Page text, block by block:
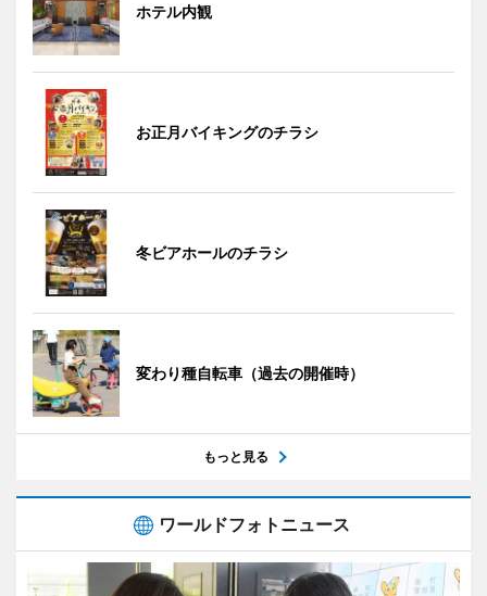
ホテル内観
お正月バイキングのチラシ
冬ビアホールのチラシ
変わり種自転車（過去の開催時）
もっと見る
ワールドフォトニュース